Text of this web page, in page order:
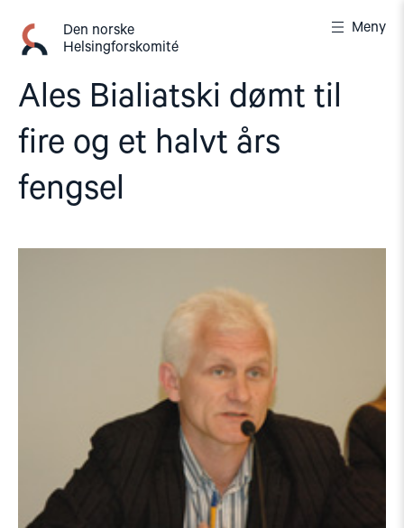
innhold
Den norske
Helsingforskomité
Meny
Ales Bialiatski dømt til
fire og et halvt års
fengsel